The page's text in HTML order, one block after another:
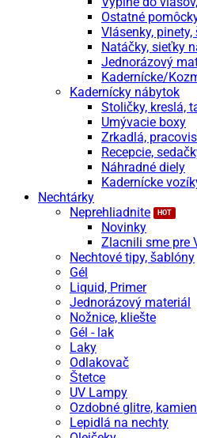
Ostatné
Vlásenky,
Natáčky, sieťky
Jednorázový
Kadernícke/
Kadernícky nábytok
Stoličky, kreslá,
Umývacie boxy
Zrkadlá,
Recepcie,
Náhradné diely
Kadernícke
Nechtárky
Neprehliadnite
Novinky
Zlacnili sme pre
Nechtové tipy, šablóny
Gél
Liquid, Primer
Jednorázový materiál
Nožnice, kliešte
Gél - lak
Laky
Odlakovač
Štetce
UV Lampy
Ozdobné glitre,
Lepidlá na nechty